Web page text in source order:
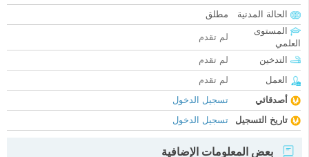
الحالة المدنية
مطلق
المستوى
العلمي
لم تقدم
التدخين
لم تقدم
العمل
لم تقدم
أصدقائي
تسجيل الدخول
تاريخ التسجيل
تسجيل الدخول
بعض المعلومات الإضافية